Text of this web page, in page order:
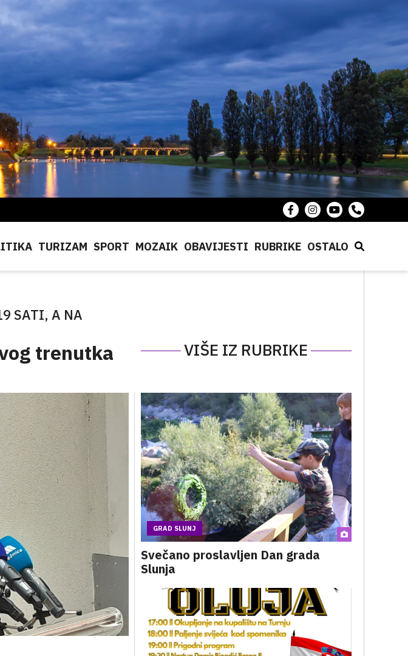
TURIZAM SPORT MOZAIK OBAVIJESTI RUBRIKE OSTALO
SATI, A NA
trenutka
VIŠE IZ RUBRIKE
GRAD SLUNJ
Svečano proslavljen Dan grada
Slunja